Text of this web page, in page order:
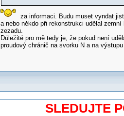
za informaci. Budu muset vyndat
a nebo někdo při rekonstrukci udělal
zezadu.
Důležité pro mě tedy je, že pokud není
proudový chránič na svorku N a na
SLEDUJTE